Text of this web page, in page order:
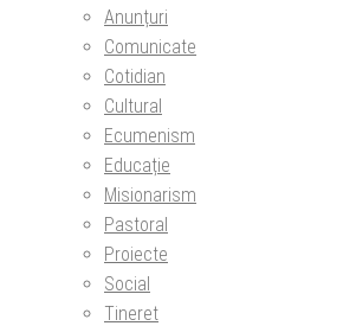
Anunțuri
Comunicate
Cotidian
Cultural
Ecumenism
Educație
Misionarism
Pastoral
Proiecte
Social
Tineret